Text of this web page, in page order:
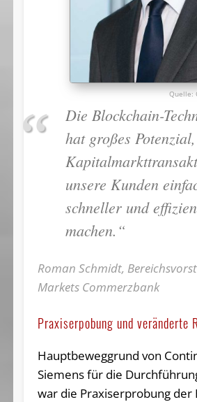
Die Blockchain-
hat großes
unsere Kunden
schneller und
machen.“
Roman Schmidt,
Markets Commerzbank
Praxiserpobung und veränderte
Hauptbeweggrund von
Siemens für die
war die Praxiserprobung der